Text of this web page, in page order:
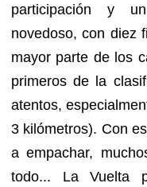
participación y
novedoso, con diez
mayor parte de los
primeros de la
atentos,
3 kilómetros). Con
a empachar,
todo... La Vuelta